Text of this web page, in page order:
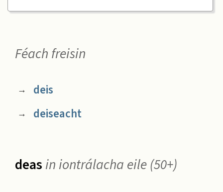
Féach freisin
→ deis
→ deiseacht
deas in iontrálacha eile (50+)